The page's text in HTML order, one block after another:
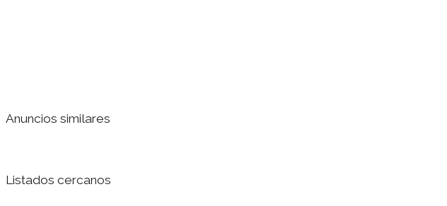
Anuncios similares
Listados cercanos